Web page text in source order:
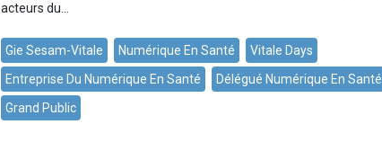
acteurs du...
Gie Sesam-Vitale Numérique En Santé
Vitale Days
Entreprise Du Numérique En Santé
Délégué Numérique En Santé
Grand Public